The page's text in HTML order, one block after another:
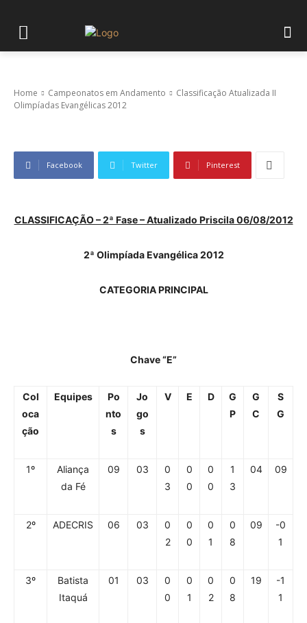
Home Campeonatos em Andamento
Classificação Atualizada II
Olimpíadas Evangélicas 2012
Facebook Twitter Pinterest
CLASSIFICAÇÃO – 2ª Fase – Atualizado Priscila 06/08/2012
2ª Olimpíada Evangélica 2012
CATEGORIA PRINCIPAL
Chave “E”
Col
oca
ção
Equipes
Po
nto
s
Jo
go
s
V E D
G
P
G
C
S
G
1º
Aliança
da Fé
09 03
0
3
0
0
0
0
1
3
04 09
2º ADECRIS 06 03
0
2
0
0
0
1
0
8
09
-0
1
3º
Batista
Itaquá
01 03
0
0
0
1
0
2
0
8
19
-1
1